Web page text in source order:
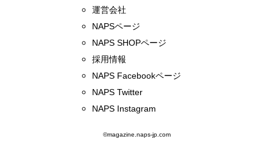
運営会社
NAPSページ
NAPS SHOPページ
採用情報
NAPS Facebookページ
NAPS Twitter
NAPS Instagram
©magazine.naps-jp.com